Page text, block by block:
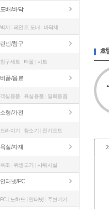
도배/바닥
벽지 페인트 도배 바닥재
린넨/침구
침구세트 타올 시트
비품/음료
객실용품 욕실용품 일회용품
소형/가전
드라이기 청소기 전기포트
욕실/자재
욕조 위생도기 샤워시설
인터넷/PC
PC 노하드 인터넷 주변기기
호